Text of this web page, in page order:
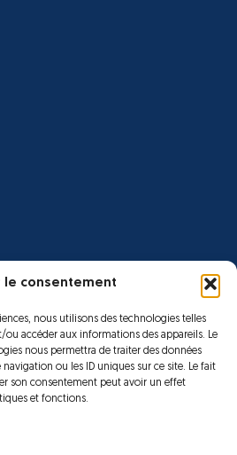
le consentement
nous utilisons des technologies telles
accéder aux informations des appareils. Le
nous permettra de traiter des données
ou les ID uniques sur ce site. Le fait
son consentement peut avoir un effet
et fonctions.